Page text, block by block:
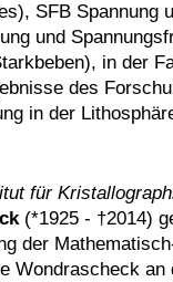
SFB Spannung
und
in der
des
in der
für
(*1925 - †2014)
der
Wondrascheck